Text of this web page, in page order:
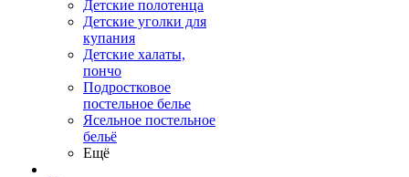
Детские полотенца
Детские уголки для
купания
Детские халаты,
пончо
Подростковое
постельное белье
Ясельное постельное
бельё
Ещё